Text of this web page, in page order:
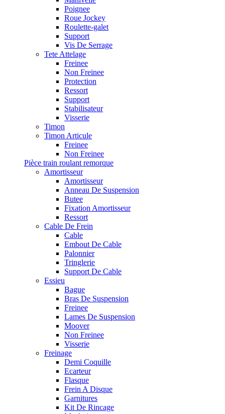
Poignee
Roue Jockey
Roulette-galet
Support
Vis De Serrage
Tete Attelage
Freinee
Non Freinee
Protection
Ressort
Support
Stabilisateur
Visserie
Timon
Timon Articule
Freinee
Non Freinee
Pièce train roulant remorque
Amortisseur
Amortisseur
Anneau De Suspension
Butee
Fixation Amortisseur
Ressort
Cable De Frein
Cable
Embout De Cable
Palonnier
Tringlerie
Support De Cable
Essieu
Bague
Bras De Suspension
Freinee
Lames De Suspension
Moover
Non Freinee
Visserie
Freinage
Demi Coquille
Ecarteur
Flasque
Frein A Disque
Garnitures
Kit De Rincage